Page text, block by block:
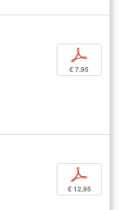
p
€ 7,95
p
€ 12,95